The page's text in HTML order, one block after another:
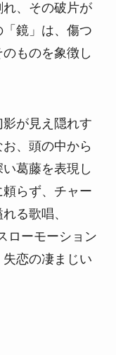
、その破片が
鏡」は、傷つ
ものを象徴し
が見え隠れす
、頭の中から
葛藤を表現し
らず、チャー
る歌唱、
ローモーション
恋の凄まじい